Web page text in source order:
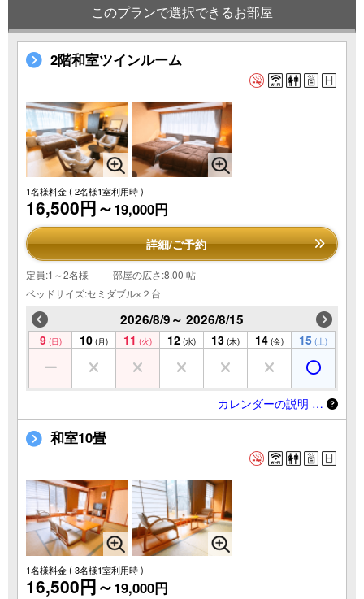
このプランで選択できるお部屋
2階和室ツインルーム
1名様料金( 2名様1室利用時 )
16,500円～19,000円
詳細/ご予約
定員:1～2名様
部屋の広さ:8.00 帖
ベッドサイズ:セミダブル×２台
2026/8/9～ 2026/8/15
9 (日) 10 (月) 11 (火) 12 (水) 13 (木) 14 (金) 15 (土)
カレンダーの説明 …
和室10畳
1名様料金( 3名様1室利用時 )
16,500円～19,000円